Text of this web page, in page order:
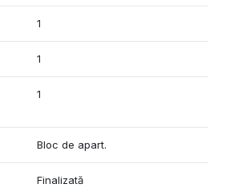
1
1
1
Bloc de apart.
Finalizată